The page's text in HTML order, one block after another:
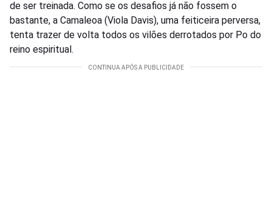
de ser treinada. Como se os desafios já não fossem o
bastante, a Camaleoa (Viola Davis), uma feiticeira perversa,
tenta trazer de volta todos os vilões derrotados por Po do
reino espiritual.